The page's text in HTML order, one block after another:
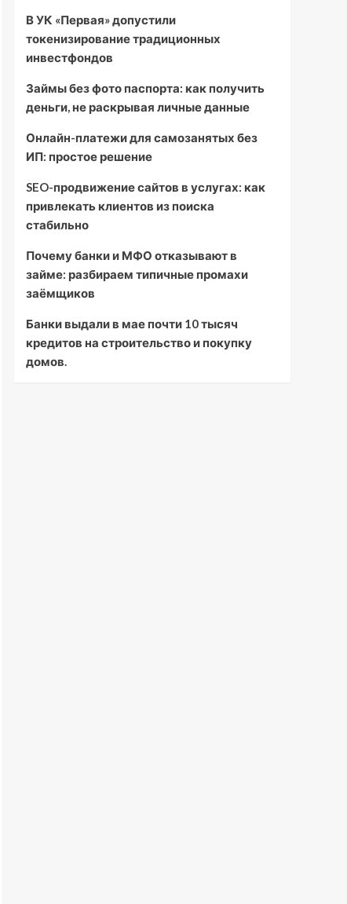
В УК «Первая» допустили
токенизирование традиционных
инвестфондов
Займы без фото паспорта: как получить
деньги, не раскрывая личные данные
Онлайн-платежи для самозанятых без
ИП: простое решение
SEO-продвижение сайтов в услугах: как
привлекать клиентов из поиска
стабильно
Почему банки и МФО отказывают в
займе: разбираем типичные промахи
заёмщиков
Банки выдали в мае почти 10 тысяч
кредитов на строительство и покупку
домов.